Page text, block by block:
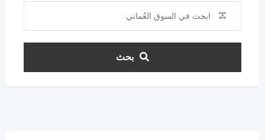
بحث